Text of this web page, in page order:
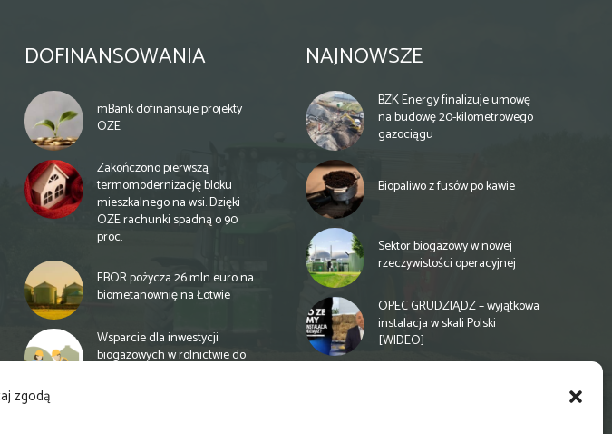
zgodą
DOFINANSOWANIA
mBank dofinansuje projekty
OZE
Zakończono pierwszą
termomodernizację bloku
mieszkalnego na wsi. Dzięki
OZE rachunki spadną o 90
proc.
EBOR pożycza 26 mln euro na
biometanownię na Łotwie
Wsparcie dla inwestycji
biogazowych w rolnictwie do
NAJNOWSZE
BZK Energy finalizuje umowę
na budowę 20-kilometrowego
gazociągu
Biopaliwo z fusów po kawie
Sektor biogazowy w nowej
rzeczywistości operacyjnej
OPEC GRUDZIĄDZ – wyjątkowa
instalacja w skali Polski
[WIDEO]